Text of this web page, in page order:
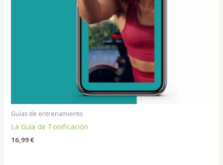
Guías de entrenamiento
La Guía de Tonificación
16,99€